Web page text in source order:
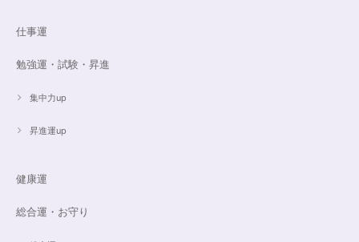
仕事運
勉強運・試験・昇進
集中力up
昇進運up
健康運
総合運・お守り